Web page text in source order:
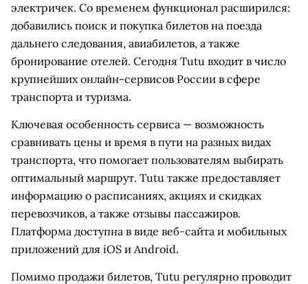
электричек. Со временем функционал расширился:
добавились поиск и покупка билетов на поезда
дальнего следования, авиабилетов, а также
бронирование отелей. Сегодня Tutu входит в число
крупнейших онлайн-сервисов России в сфере
транспорта и туризма.
Ключевая особенность сервиса — возможность
сравнивать цены и время в пути на разных видах
транспорта, что помогает пользователям выбирать
оптимальный маршрут. Tutu также предоставляет
информацию о расписаниях, акциях и скидках
перевозчиков, а также отзывы пассажиров.
Платформа доступна в виде веб-сайта и мобильных
приложений для iOS и Android.
Помимо продажи билетов, Tutu регулярно проводит